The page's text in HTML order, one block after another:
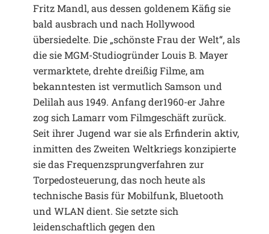
Fritz Mandl, aus dessen goldenem Käfig sie
bald ausbrach und nach Hollywood
übersiedelte. Die „schönste Frau der Welt“, als
die sie MGM-Studiogründer Louis B. Mayer
vermarktete, drehte dreißig Filme, am
bekanntesten ist vermutlich Samson und
Delilah aus 1949. Anfang der1960-er Jahre
zog sich Lamarr vom Filmgeschäft zurück.
Seit ihrer Jugend war sie als Erfinderin aktiv,
inmitten des Zweiten Weltkriegs konzipierte
sie das Frequenzsprungverfahren zur
Torpedosteuerung, das noch heute als
technische Basis für Mobilfunk, Bluetooth
und WLAN dient. Sie setzte sich
leidenschaftlich gegen den